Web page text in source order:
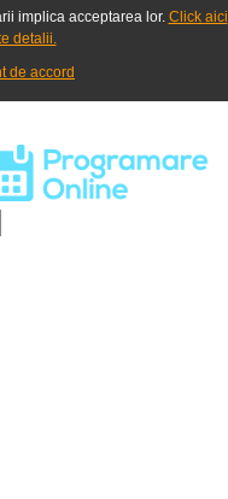
implica acceptarea lor. Click aici
detalii.
de accord